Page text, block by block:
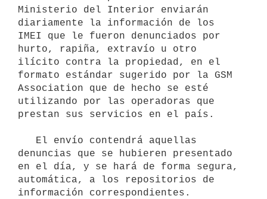
Ministerio del Interior enviarán
diariamente la información de los
IMEI que le fueron denunciados por
hurto, rapiña, extravío u otro
ilícito contra la propiedad, en el
formato estándar sugerido por la GSM
Association que de hecho se esté
utilizando por las operadoras que
prestan sus servicios en el país.
denuncias que se hubieren presentado
en el día, y se hará de forma segura,
automática, a los repositorios de
información correspondientes.